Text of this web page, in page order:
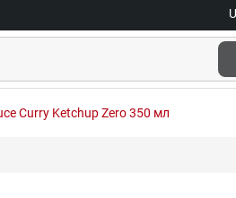
Curry Ketchup Zero 350 мл